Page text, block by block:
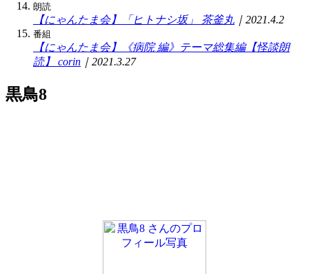
朗読
【にゃんたま会】「ヒトナシ坂」 茶釜丸 ｜2021.4.2
番組
【にゃんたま会】《病院 編》テーマ総集編【怪談朗
読】
corin ｜2021.3.27
黒鳥8